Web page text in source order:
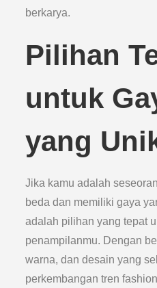
berkarya.
Pilihan
untuk
yang
Jika kamu adalah
beda dan memiliki gaya
adalah pilihan yang tepat
penampilanmu. Dengan
warna, dan desain yang
perkembangan tren